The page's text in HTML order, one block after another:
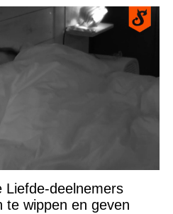
Liefde-deelnemers
te wippen en geven